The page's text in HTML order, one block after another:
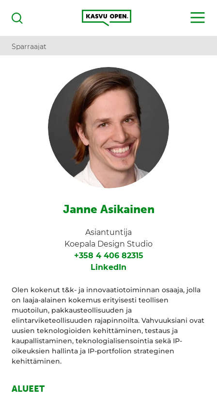
Haku
Kasvu Open
MENU
Sparraajat
Janne Asikainen
Asiantuntija
Koepala Design Studio
+358 4 406 82315
LinkedIn
Olen kokenut t&k- ja innovaatiotoiminnan osaaja, jolla
on laaja-alainen kokemus erityisesti teollisen
muotoilun, pakkausteollisuuden ja
elintarviketeollisuuden rajapinnoilta. Vahvuuksiani ovat
uusien teknologioiden kehittäminen, testaus ja
kaupallistaminen, teknologialisensointia sekä IP-
oikeuksien hallinta ja IP-portfolion strateginen
kehittäminen.
ALUEET